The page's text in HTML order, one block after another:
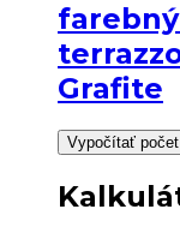
Grafite
Vypočítať